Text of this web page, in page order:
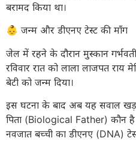
बरामद किया था।
👶 जन्म और डीएनए टेस्ट की माँग
जेल में रहने के दौरान मुस्कान
रविवार रात को लाला लाजपत
बेटी को जन्म दिया।
इस घटना के बाद अब यह सवाल
पिता (Biological Father) कौन
नवजात बच्ची का डीएनए (DNA)